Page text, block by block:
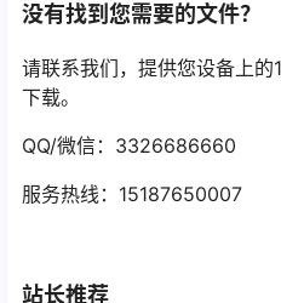
没有找到您需要的文件？
请联系我们，提供您设备上
下载。
QQ/微信：3326686660
服务热线：15187650007
站长推荐